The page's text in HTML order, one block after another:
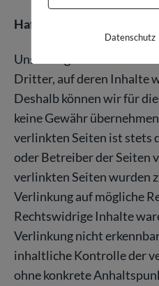
Haftung für Links
Unser Angebot enthält
Dritter, auf deren Inhalte
Deshalb können wir für
keine Gewähr
verlinkten Seiten ist stets
oder Betreiber der Seiten
verlinkten Seiten wurden
Verlinkung auf mögliche
Rechtswidrige Inhalte
Verlinkung nicht
inhaltliche Kontrolle der
ohne konkrete
Datenschutz